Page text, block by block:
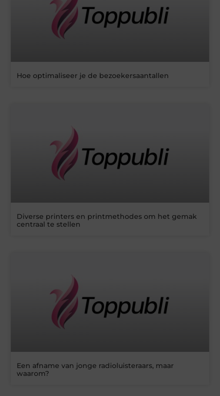
Hoe optimaliseer je de bezoekersaantallen
Diverse printers en printmethodes om het gemak
centraal te stellen
Een afname van jonge radioluisteraars, maar
waarom?